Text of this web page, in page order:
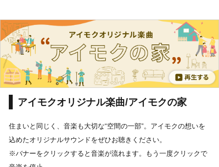
アイモクオリジナル楽曲/アイモクの家
住まいと同じく、音楽も大切な“空間の一部”。アイモクの想いを
込めたオリジナルサウンドをぜひお聴きください。
※バナーをクリックすると音楽が流れます。もう一度クリックで